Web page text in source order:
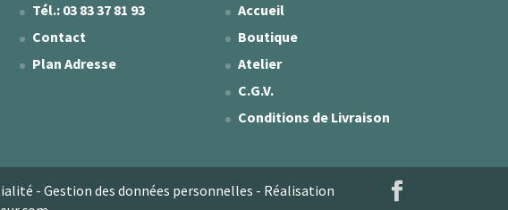
Tél.: 03 83 37 81 93
Contact
Plan Adresse
Accueil
Boutique
Atelier
C.G.V.
Conditions de Livraison
- Gestion des données personnelles - Réalisation